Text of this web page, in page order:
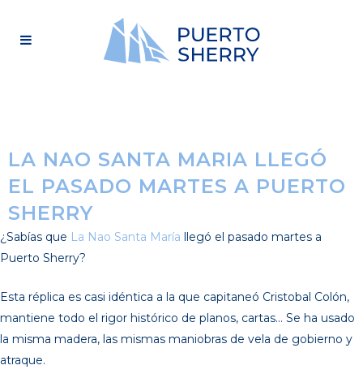
LA NAO SANTA MARIA LLEGÓ
EL PASADO MARTES A PUERTO
SHERRY
¿Sabías que La Nao Santa María llegó el pasado martes a
Puerto Sherry?
Esta réplica es casi idéntica a la que capitaneó Cristobal Colón,
mantiene todo el rigor histórico de planos, cartas… Se ha usado
la misma madera, las mismas maniobras de vela de gobierno y
atraque.